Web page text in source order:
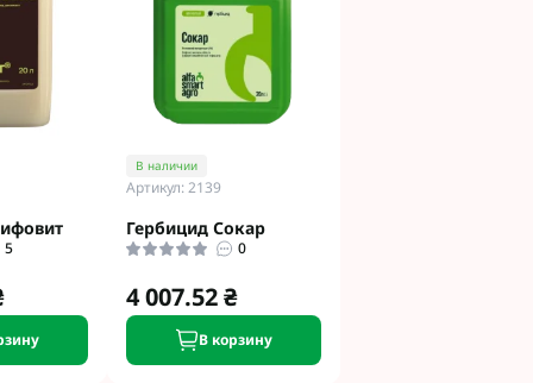
Сингента Под
5
В наличии
Артикул: 2139
Гербицид Сокар
0
4 007.52 ₴
В корзину